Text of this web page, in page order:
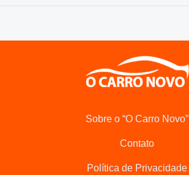
Sobre o “O Carro Novo”
Contato
Política de Privacidade